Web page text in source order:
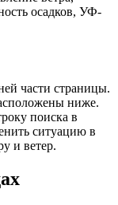
осадков, УФ-
части страницы.
ниже.
поиска в
ситуацию в
и ветер.